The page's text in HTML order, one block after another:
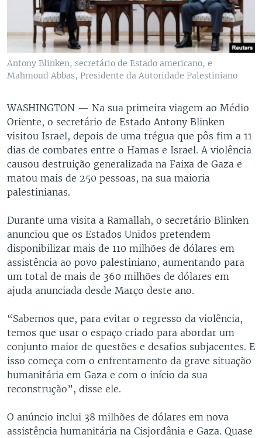
Antony Blinken, secretário de Estado americano, e
Mahmoud Abbas, Presidente da Autoridade Palestiniano
WASHINGTON — Na sua primeira viagem ao Médio
Oriente, o secretário de Estado Antony Blinken
visitou Israel, depois de uma trégua que pôs fim a 11
dias de combates entre o Hamas e Israel. A violência
causou destruição generalizada na Faixa de Gaza e
matou mais de 250 pessoas, na sua maioria
palestinianas.
Durante uma visita a Ramallah, o secretário Blinken
anunciou que os Estados Unidos pretendem
disponibilizar mais de 110 milhões de dólares em
assistência ao povo palestiniano, aumentando para
um total de mais de 360 milhões de dólares em
ajuda anunciada desde Março deste ano.
“Sabemos que, para evitar o regresso da violência,
temos que usar o espaço criado para abordar um
conjunto maior de questões e desafios subjacentes. E
isso começa com o enfrentamento da grave situação
humanitária em Gaza e com o início da sua
reconstrução”, disse ele.
O anúncio inclui 38 milhões de dólares em nova
assistência humanitária na Cisjordânia e Gaza. Quase